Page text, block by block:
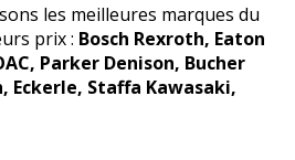
les meilleures marques du
prix : Bosch Rexroth, Eaton
Parker Denison, Bucher
Eckerle, Staffa Kawasaki,